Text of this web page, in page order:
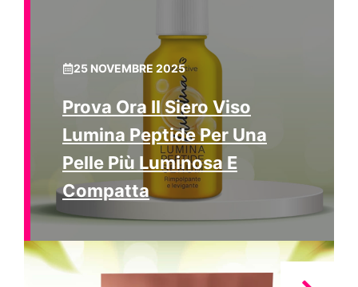
25 NOVEMBRE 2025
Prova Ora Il Siero Viso
Lumina Peptide Per Una
Pelle Più Luminosa E
Compatta